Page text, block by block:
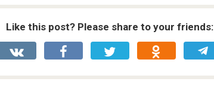
Like this post? Please share to your friends: